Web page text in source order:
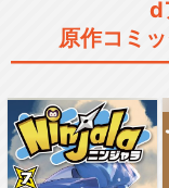
d
原作コミ